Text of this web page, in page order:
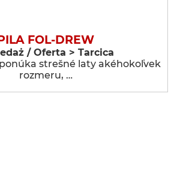
FOL-DREW
/ Oferta > Tarcica
strešné laty akéhokoľvek
rozmeru, …